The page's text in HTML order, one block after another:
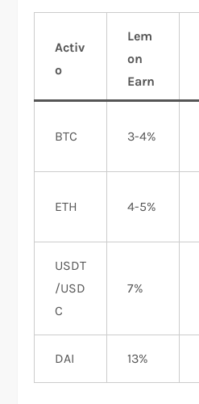
Activ
o
Lem
on
Earn
BTC 3-4%
ETH 4-5%
USDT
/USD
C
7%
DAI 13%